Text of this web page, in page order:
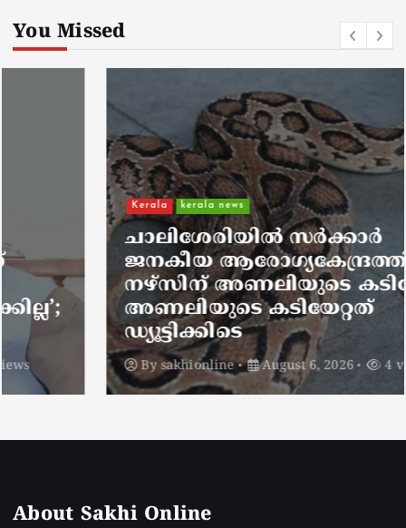
You Missed
kerala news
ചാലിശേരിയില്‍ സര്‍ക്കാര്‍
ജനകീയ ആരോഗ്യകേന്ദ്രത്തില്‍
നഴ്സിന് അണലിയുടെ കടിയേറ്റു;
അണലിയുടെ കടിയേറ്റത്
ഡ്യൂട്ടിക്കിടെ
sakhionline August 6, 2026 4 views
About Sakhi Online